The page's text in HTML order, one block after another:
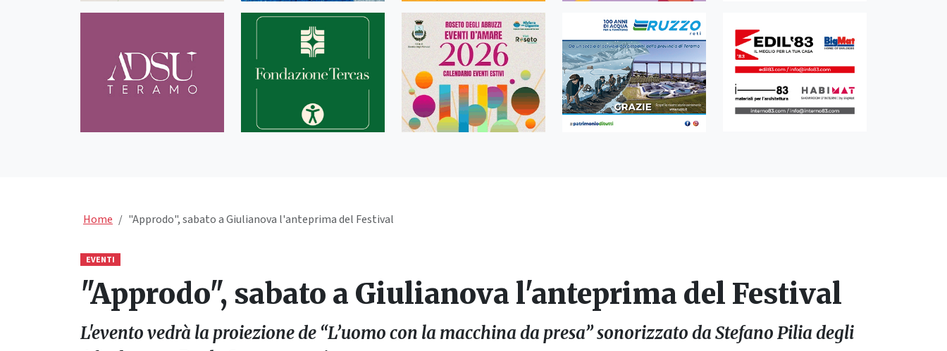
Home "Approdo", sabato a Giulianova l'anteprima del Festival
EVENTI
"Approdo", sabato a Giulianova l'anteprima del Festival
L'evento vedrà la proiezione de “L’uomo con la macchina da presa” sonorizzato da Stefano Pilia degli